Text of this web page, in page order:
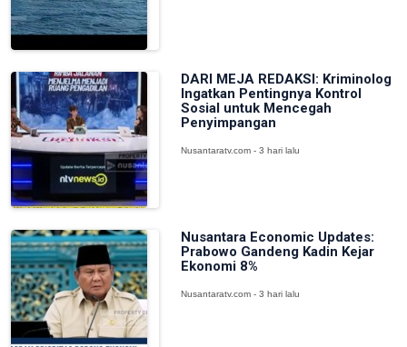
DARI MEJA REDAKSI: Kriminolog
Ingatkan Pentingnya Kontrol
Sosial untuk Mencegah
Penyimpangan
Nusantaratv.com - 3 hari lalu
Nusantara Economic Updates:
Prabowo Gandeng Kadin Kejar
Ekonomi 8%
Nusantaratv.com - 3 hari lalu